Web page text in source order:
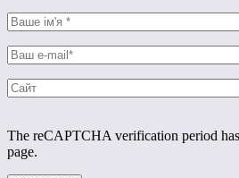
The reCAPTCHA verification period
page.